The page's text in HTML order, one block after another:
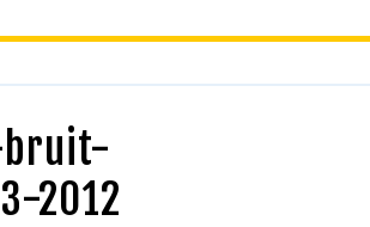
bruit-
2012